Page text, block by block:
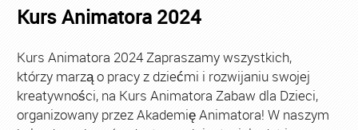
Kurs Animatora 2024
Kurs Animatora 2024 Zapraszamy wszystkich,
którzy marzą o pracy z dziećmi i rozwijaniu swojej
kreatywności, na Kurs Animatora Zabaw dla Dzieci,
organizowany przez Akademię Animatora! W naszym